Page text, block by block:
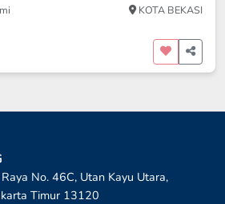
KOTA BEKASI
No. 46C, Utan Kayu Utara,
Timur 13120